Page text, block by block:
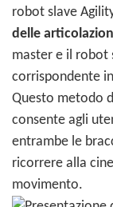
robot slave
delle
master e il robot
corrispondente
Questo metodo
consente agli
entrambe le
ricorrere alla
movimento.